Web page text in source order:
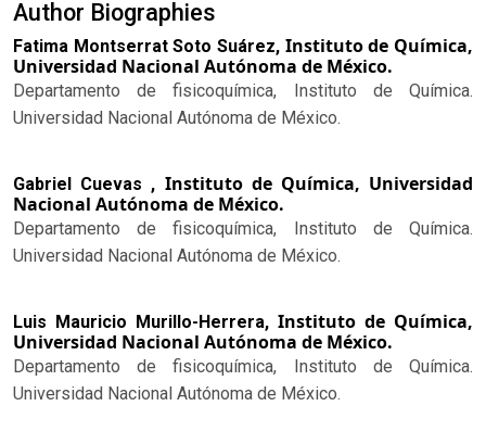
Author Biographies
Fatima Montserrat Soto Suárez, Instituto de Química,
Universidad Nacional Autónoma de México.
Departamento de fisicoquímica, Instituto de Química.
Universidad Nacional Autónoma de México.
Gabriel Cuevas , Instituto de Química, Universidad
Nacional Autónoma de México.
Departamento de fisicoquímica, Instituto de Química.
Universidad Nacional Autónoma de México.
Luis Mauricio Murillo-Herrera, Instituto de Química,
Universidad Nacional Autónoma de México.
Departamento de fisicoquímica, Instituto de Química.
Universidad Nacional Autónoma de México.